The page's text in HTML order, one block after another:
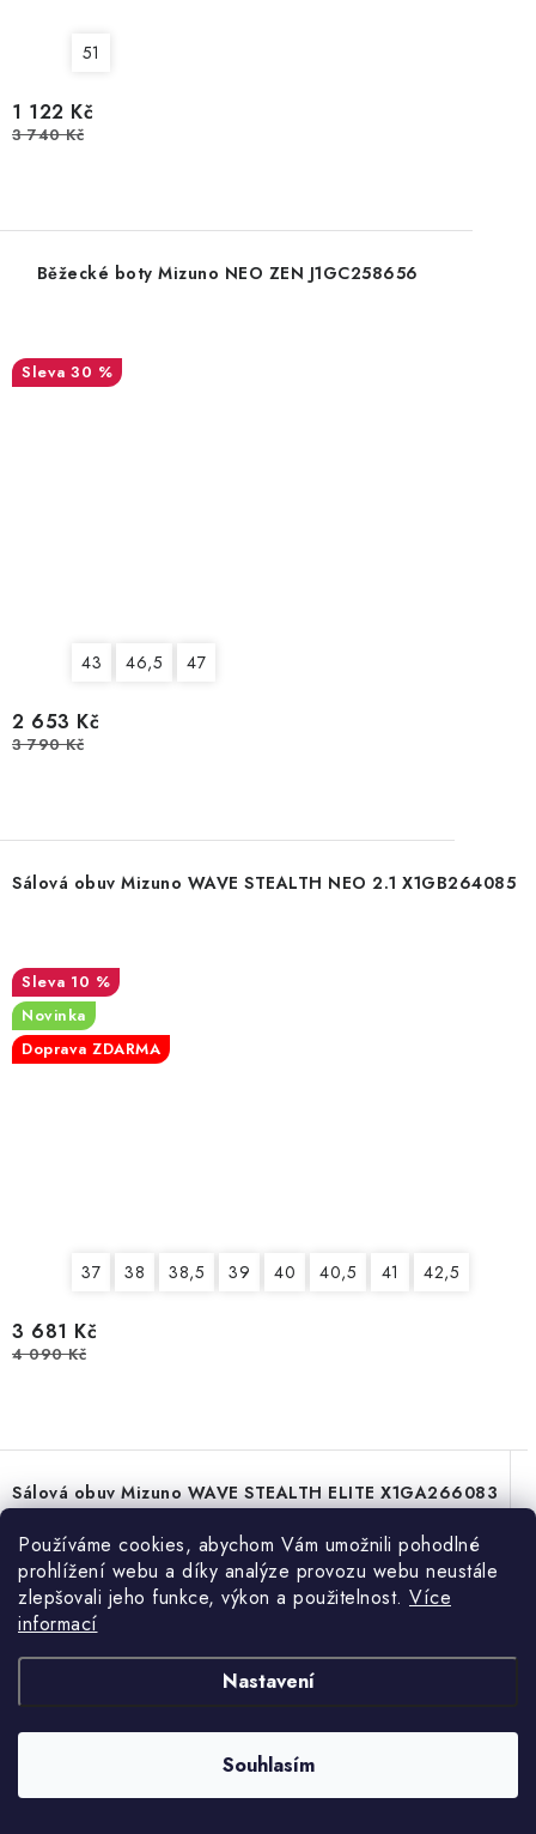
Používáme cookies, abychom Vám umožnili pohodlné
prohlížení webu a díky analýze provozu webu neustále
zlepšovali jeho funkce, výkon a použitelnost. Více
informací
Nastavení
Souhlasím
51
1 122 Kč
3 740 Kč
Běžecké boty Mizuno NEO ZEN J1GC258656
30 %
43 46,5 47
2 653 Kč
3 790 Kč
Sálová obuv Mizuno WAVE STEALTH NEO 2.1 X1GB264085
10 %
Novinka
Doprava ZDARMA
37 38 38,5 39 40 40,5 41 42,5
3 681 Kč
4 090 Kč
Sálová obuv Mizuno WAVE STEALTH ELITE X1GA266083
10 %
Novinka
Doprava ZDARMA